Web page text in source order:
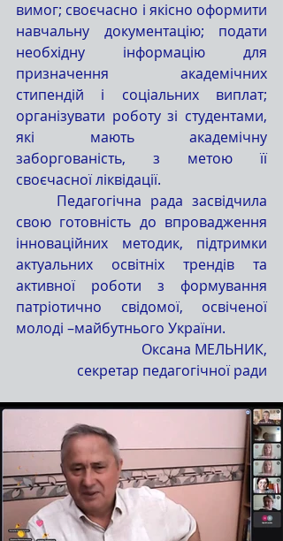
вимог; своєчасно і якісно оформити
навчальну документацію; подати
необхідну інформацію для
призначення академічних
стипендій і соціальних виплат;
організувати роботу зі студентами,
які мають академічну
заборгованість, з метою її
своєчасної ліквідації.
свою готовність до впровадження
інноваційних методик, підтримки
актуальних освітніх трендів та
активної роботи з формування
патріотично свідомої, освіченої
молоді –майбутнього України.
Оксана МЕЛЬНИК,
секретар педагогічної ради